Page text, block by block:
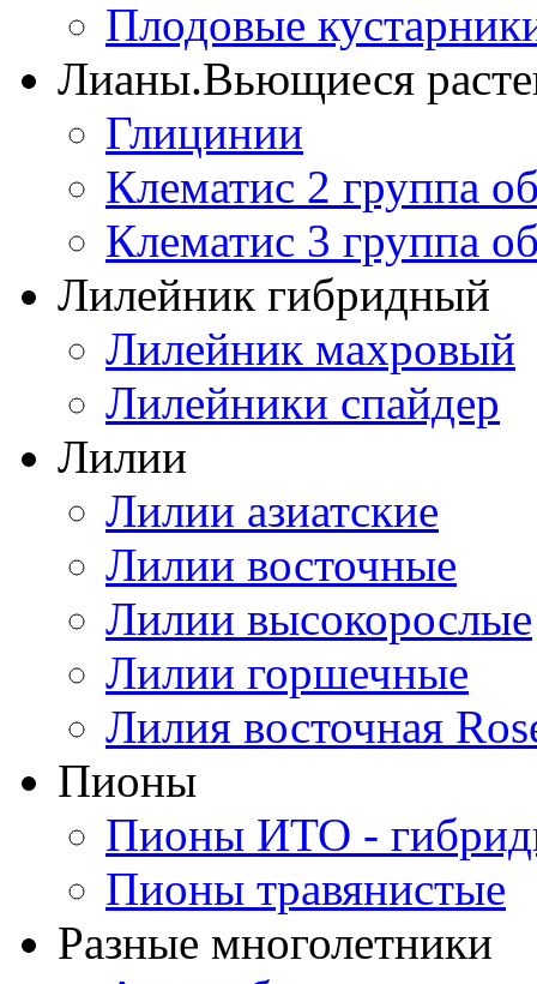
Плодовые
Лианы.Вьющиеся
Глицинии
Клематис 2 группа
Клематис 3 группа
Лилейник гибридный
Лилейник махровый
Лилейники спайдер
Лилии
Лилии азиатские
Лилии восточные
Лилии высокорослые
Лилии горшечные
Лилия восточная
Пионы
Пионы ИТО -
Пионы травянистые
Разные многолетники